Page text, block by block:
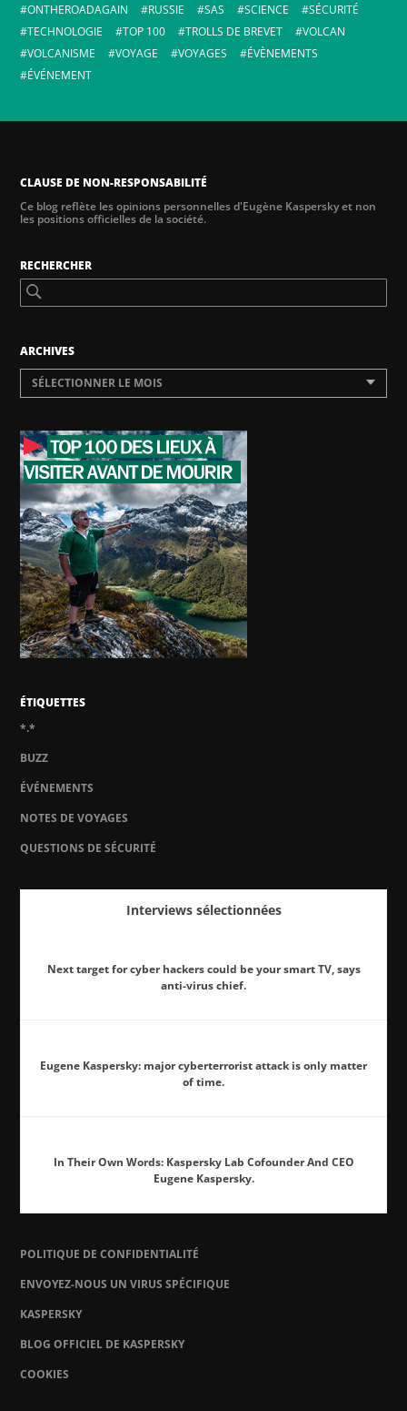
ONTHEROADAGAIN
RUSSIE SAS SCIENCE
SÉCURITÉ
TECHNOLOGIE
TOP 100 TROLLS DE BREVET
VOLCAN
VOLCANISME
VOYAGE VOYAGES
ÉVÈNEMENTS
ÉVÉNEMENT
CLAUSE DE NON-RESPONSABILITÉ
Ce blog reflète les opinions personnelles d'Eugène Kaspersky et non
les positions officielles de la société.
RECHERCHER
ARCHIVES
SÉLECTIONNER LE MOIS
ÉTIQUETTES
*.*
BUZZ
ÉVÉNEMENTS
NOTES DE VOYAGES
QUESTIONS DE SÉCURITÉ
Interviews sélectionnées
Next target for cyber hackers could be your smart TV, says
anti-virus chief.
Eugene Kaspersky: major cyberterrorist attack is only matter
of time.
In Their Own Words: Kaspersky Lab Cofounder And CEO
Eugene Kaspersky.
POLITIQUE DE CONFIDENTIALITÉ
ENVOYEZ-NOUS UN VIRUS SPÉCIFIQUE
KASPERSKY
BLOG OFFICIEL DE KASPERSKY
COOKIES